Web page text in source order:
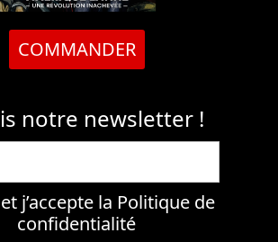
COMMANDER
notre newsletter !
j’accepte la Politique de
confidentialité